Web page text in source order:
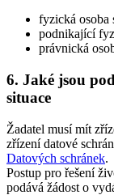
fyzická osoba
podnikající
právnická
6. Jaké jsou
situace
Žadatel musí mít
zřízení datové
Datových schránek.
Postup pro řešení
podává žádost o